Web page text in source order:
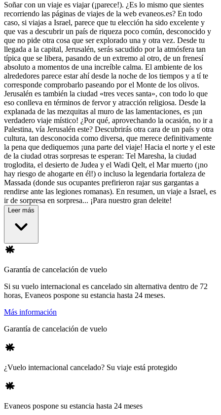
Soñar con un viaje es viajar (¡parece!). ¿Es lo mismo que sientes
recorriendo las páginas de viajes de la web evaneos.es? En todo
caso, si viajas a Israel, parece que tu elección ha sido excelente y
que vas a descubrir un país de riqueza poco común, desconocido y
que no pide otra cosa que ser explorado una y otra vez. Desde tu
llegada a la capital, Jerusalén, serás sacudido por la atmósfera tan
típica que se libera, pasando de un extremo al otro, de un frenesí
absoluto a momentos de una increíble calma. El ambiente de los
alrededores parece estar ahí desde la noche de los tiempos y a tí te
corresponde comprobarlo paseando por el Monte de los olivos.
Jerusalén es también la ciudad «tres veces santa», con todo lo que
eso conlleva en términos de fervor y atracción religiosa. Desde la
explanada de las mezquitas al muro de las lamentaciones, es ¡un
verdadero viaje místico! ¿Por qué, aprovechando la ocasión, no ir a
Palestina, vía Jerusalén este? Descubrirás otra cara de un país y otra
cultura, tan desconocida como diversa, que merece definitivamente
la pena que dediquemos ¡una parte del viaje! Hacia el norte y el este
de la ciudad otras sorpresas te esperan: Tel Maresha, la ciudad
troglodita, el desierto de Judea y el Wadi Qelt, el Mar muerto (¡no
hay riesgo de ahogarte en él!) o incluso la legendaria fortaleza de
Massada (donde sus ocupantes prefirieron rajar sus gargantas a
rendirse ante las legiones romanas). En resumen, un viaje a Israel, es
ir de sorpresa en sorpresa... ¡Para nuestro gran deleite!
Leer más
Garantía de cancelación de vuelo
Si su vuelo internacional es cancelado sin alternativa dentro de 72
horas, Evaneos pospone su estancia hasta 24 meses.
Más información
Garantía de cancelación de vuelo
¿Vuelo internacional cancelado? Su viaje está protegido
Evaneos pospone su estancia hasta 24 meses